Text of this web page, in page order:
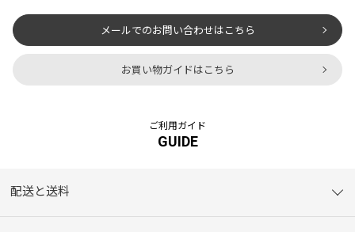
メールでのお問い合わせはこちら
お買い物ガイドはこちら
ご利用ガイド
GUIDE
配送と送料